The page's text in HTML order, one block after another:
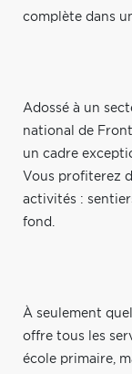
complète dans
Adossé à un
national de
un cadre
Vous profiterez
activités :
fond.
À seulement
offre tous les
école primaire,